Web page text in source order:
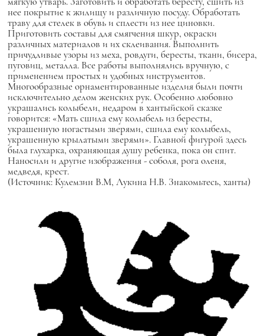
нее покрытие к жилищу и различную посуду. Обработать
траву для стелек в обувь и сплести из нее циновки.
Приготовить составы для смягчения шкур, окраски
различных материалов и их склеивания. Выполнить
причудливые узоры из меха, ровдуги, бересты, ткани, бисера,
пуговиц, металла. Все работы выполнялись вручную, с
применением простых и удобных инструментов.
Многообразные орнаментированные изделия были почти
исключительно делом женских рук. Особенно любовно
украшались колыбели, недаром в хантыйской сказке
говорится: «Мать сшила ему колыбель из бересты,
украшенную ногастыми зверями, сшила ему колыбель,
украшенную крылатыми зверями». Главной фигурой здесь
была глухарка, охраняющая душу ребенка, пока он спит.
Наносили и другие изображения - соболя, рога оленя,
медведя, крест.
(Источник: Кулемзин В.М, Лукина Н.В. Знакомьтесь, ханты)